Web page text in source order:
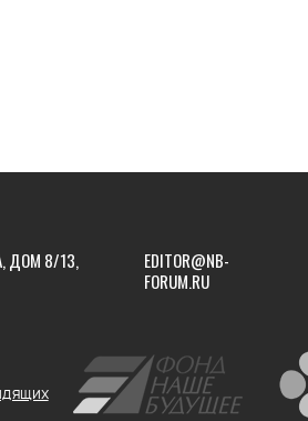
ДОМ 8/13,
EDITOR@NB-
FORUM.RU